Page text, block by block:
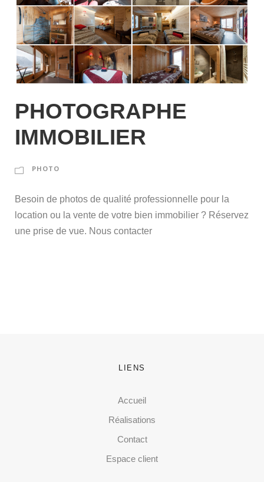
PHOTOGRAPHE
IMMOBILIER
PHOTO
Besoin de photos de qualité professionnelle pour la
location ou la vente de votre bien immobilier ? Réservez
une prise de vue. Nous contacter
LIENS
Accueil
Réalisations
Contact
Espace client